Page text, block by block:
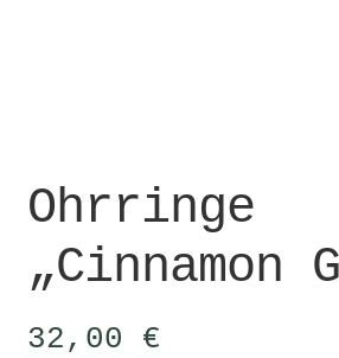
Ohrringe
„Cinnamon
32,00 €